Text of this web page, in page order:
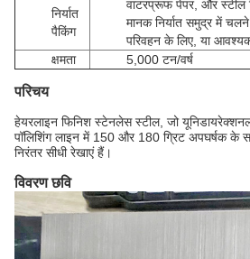
निर्यात
पैकिंग
वाटरप्रूफ पेपर, और स्टील
मानक निर्यात समुद्र में
परिवहन के लिए, या
क्षमता
5,000 टन/वर्ष
परिचय
हेयरलाइन फिनिश स्टेनलेस स्टील, जो
पॉलिशिंग लाइन में 150 और 180 ग्रिट अपघर्षक के
निरंतर सीधी रेखाएं हैं।
विवरण छवि